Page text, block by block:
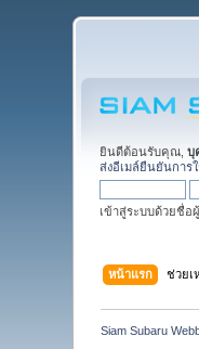
ยินดีต้อนรับคุณ,บุ
ส่งอีเมล์ยืนยันการ
เข้าสู่ระบบด้วยชื่อ
หน้าแรก ช่วยเ
Siam Subaru